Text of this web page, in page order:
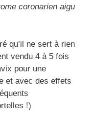
coronarien aigu
qu’il ne sert à rien
vendu 4 à 5 fois
pour une
et avec des effets
!)